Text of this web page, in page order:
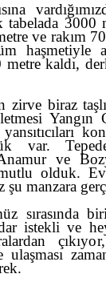
tabelada 3000
ve rakım
haşmetiyle
metrekaldı,
zirve biraz
Yangın
var.
ve
olduk.
şu manzara
sırasında
istekli ve
ulaşması